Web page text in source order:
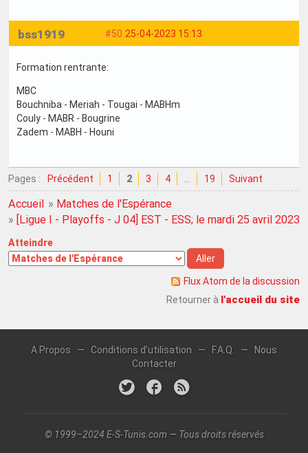
#50 25-04-2023 15:13
bss1919
Formation rentrante:
MBC
Bouchniba - Meriah - Tougai - MABHm
Couly - MABR - Bougrine
Zadem - MABH - Houni
Pages : Précédent 1 2 3 4 … 19 Suivant
Accueil » Matches de l'Espérance
»
[Ligue I - Playoffs - J 04] EST - ESS; le mardi 25 avril 2023
Atteindre
Flux Atom de la discussion
Retourner à l'accueil du site
A Propos — Conditions d'utilisation — F.A.Q. —
Nous
Contacter
© 1999–2024 E-S-Tunis.com — Tous droits réservés